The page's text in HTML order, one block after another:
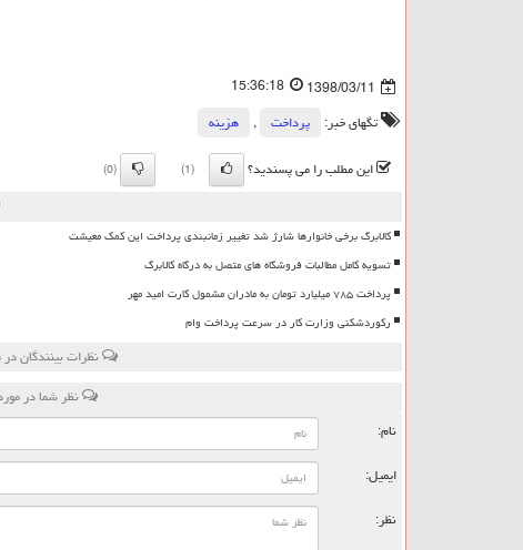
1398/03/11
15:36:18
تگهای خبر:
پرداخت ,
هزینه
این مطلب را می پسندید؟
(1)
(0)
کالابرگ برخی خانوارها شارژ شد تغییر زمانبندی پرداخت این کمک معیشت
تسویه کامل مطالبات فروشگاه های متصل به درگاه کالابرگ
پرداخت ۷۸۵ میلیارد تومان به مادران مشمول کارت امید مهر
رکوردشکنی وزارت کار در سرعت پرداخت وام
نظرات بینندگان
نظر شما در
نام:
ایمیل:
نظر: